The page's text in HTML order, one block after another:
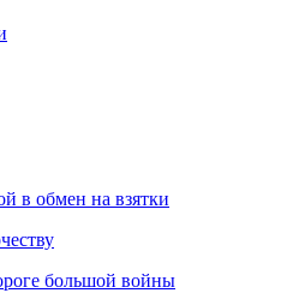
в обмен на взятки
большой войны